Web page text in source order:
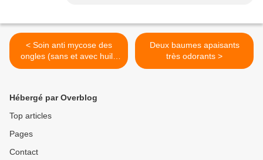
< Soin anti mycose des
ongles (sans et avec huile
essentielle)
Deux baumes apaisants
très odorants >
Hébergé par Overblog
Top articles
Pages
Contact